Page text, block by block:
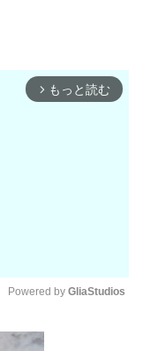
arrow_forward_ios もっと読む
Powered by GliaStudios